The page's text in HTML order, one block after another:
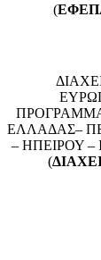
(
ΕΛΛΑΔΑΣ–
– ΗΠΕΙΡΟΥ
(